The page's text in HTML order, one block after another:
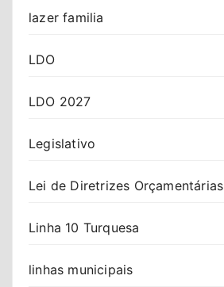
lazer familia
LDO
LDO 2027
Legislativo
Lei de Diretrizes Orçamentárias
Linha 10 Turquesa
linhas municipais